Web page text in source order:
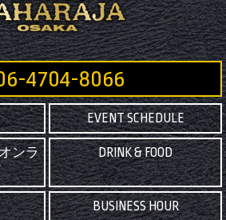
4704-8066
EVENT SCHEDULE
ンラ
DRINK & FOOD
BUSINESS HOUR